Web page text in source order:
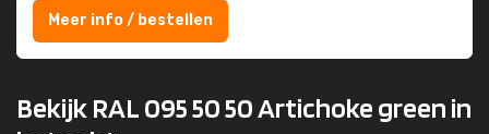
Meer info / bestellen
Bekijk RAL 095 50 50 Artichoke green in